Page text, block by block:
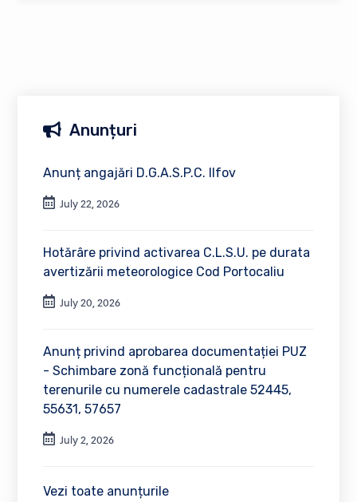
Anunțuri
Anunț angajări D.G.A.S.P.C. Ilfov
July 22, 2026
Hotărâre privind activarea C.L.S.U. pe durata
avertizării meteorologice Cod Portocaliu
July 20, 2026
Anunț privind aprobarea documentației PUZ
- Schimbare zonă funcțională pentru
terenurile cu numerele cadastrale 52445,
55631, 57657
July 2, 2026
Vezi toate anunțurile